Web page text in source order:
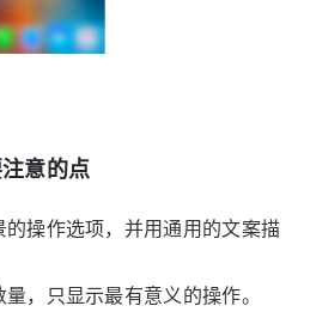
意的点
操作选项，并用通用的文案描
，只显示最有意义的操作。